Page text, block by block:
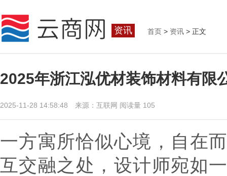
资讯 首页 > 资讯 > 正文
2025年浙江泓优材装饰材料有限
2025-11-28 14:58:48 来源：互联网 阅读量 105
一方寓所恰似心境，自在
互交融之处，设计师宛如